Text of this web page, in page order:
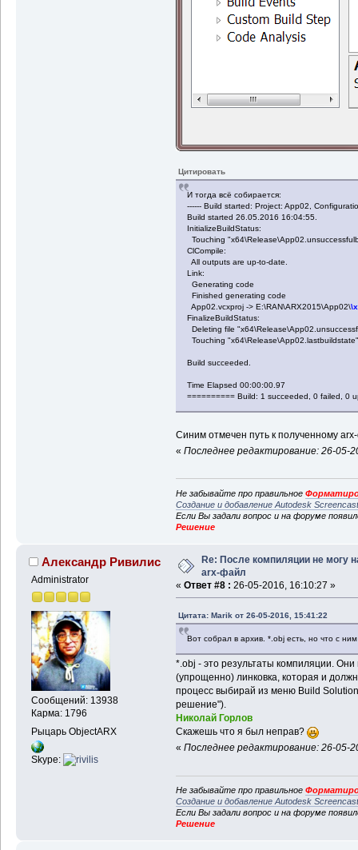
Цитировать
И тогда всё собирается:
------ Build started: Project: App02,
Build started 26.05.2016 16:04:55.
InitializeBuildStatus:
Touching
ClCompile:
All outputs are up-to-date.
Link:
Generating code
Finished generating code
App02.vcxproj -> E:\RAN\ARX2015\App02\
FinalizeBuildStatus:
Deleting file
Touching
Build succeeded.
Time Elapsed 00:00:00.97
========== Build: 1 succeeded, 0 failed, 0
Синим отмечен путь к полученному
« Последнее редактирование: 26-05-
Не забывайте про правильное
Создание и добавление Autodesk
Если Вы задали вопрос и на форуме
Решение
Александр Ривилис
Administrator
Сообщений: 13938
Карма: 1796
Рыцарь ObjectARX
Skype:
Re: После компиляции не могу
arx-файл
« Ответ #8 : 26-05-2016, 16:10:27 »
Цитата: Marik от 26-05-2016, 15:41:22
Вот собрал в архив. *.obj есть, но что с
*.obj - это результаты компиляции.
(упрощенно) линковка, которая и
процесс выбирай из меню Build
решение").
Николай Горлов
Скажешь что я был неправ?
« Последнее редактирование: 26-05-
Не забывайте про правильное
Создание и добавление Autodesk
Если Вы задали вопрос и на форуме
Решение